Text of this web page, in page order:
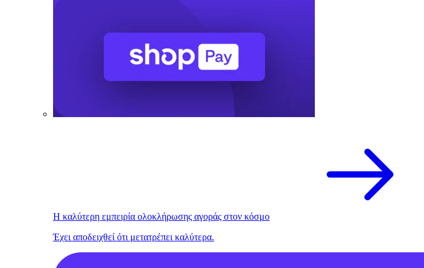
Η καλύτερη εμπειρία ολοκλήρωσης αγοράς στον κόσμο
Έχει αποδειχθεί ότι μετατρέπει καλύτερα.